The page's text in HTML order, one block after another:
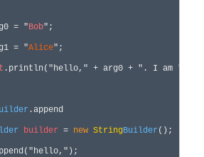
= "Bob" ;
= "Alice" ;
.println( "hello," + arg0 + ". I am " +
.append
builder = new StringBuilder ();
"hello," );